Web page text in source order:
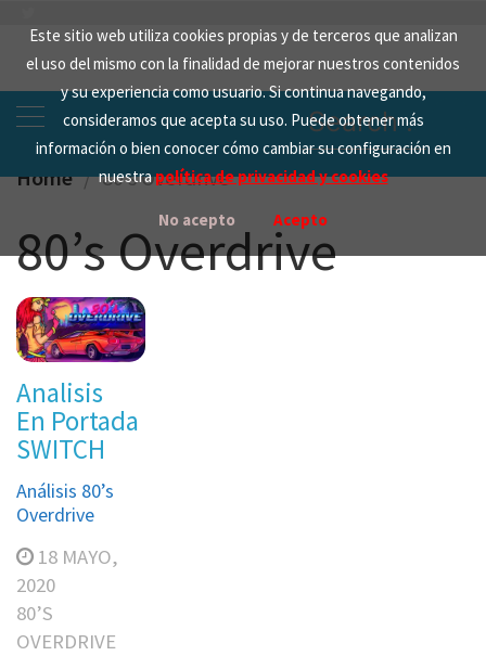
Este sitio web utiliza cookies propias y de terceros que analizan
el uso del mismo con la finalidad de mejorar nuestros contenidos
y su experiencia como usuario. Si continua navegando,
consideramos que acepta su uso. Puede obtener más
información o bien conocer cómo cambiar su configuración en
nuestrapolítica de privacidad y cookies
No acepto Acepto
content
Search
for:
Home 80’s Overdrive
80’s Overdrive
Analisis
En Portada
SWITCH
Análisis 80’s
Overdrive
18 MAYO,
2020
80’S
OVERDRIVE